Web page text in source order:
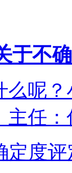
于不
么呢
主任
定度